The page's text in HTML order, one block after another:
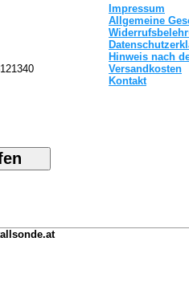
Impressum
Allgemeine
Hinweis nach
Versandkosten
Kontakt